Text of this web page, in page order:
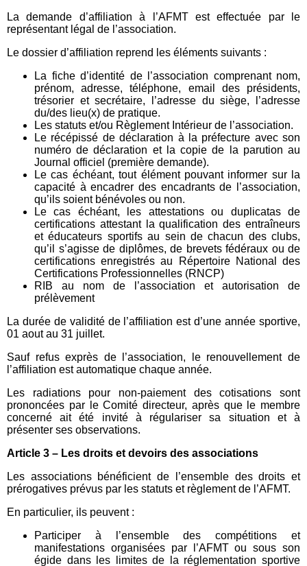
La demande d’affiliation à l’AFMT est effectuée par le
représentant légal de l’association.
Le dossier d’affiliation reprend les éléments suivants :
La fiche d’identité de l’association comprenant nom,
prénom, adresse, téléphone, email des présidents,
trésorier et secrétaire, l’adresse du siège, l’adresse
du/des lieu(x) de pratique.
Les statuts et/ou Règlement Intérieur de l’association.
Le récépissé de déclaration à la préfecture avec son
numéro de déclaration et la copie de la parution au
Journal officiel (première demande).
Le cas échéant, tout élément pouvant informer sur la
capacité à encadrer des encadrants de l’association,
qu’ils soient bénévoles ou non.
Le cas échéant, les attestations ou duplicatas de
certifications attestant la qualification des entraîneurs
et éducateurs sportifs au sein de chacun des clubs,
qu’il s’agisse de diplômes, de brevets fédéraux ou de
certifications enregistrés au Répertoire National des
Certifications Professionnelles (RNCP)
RIB au nom de l’association et autorisation de
prélèvement
La durée de validité de l’affiliation est d’une année sportive,
01 aout au 31 juillet.
Sauf refus exprès de l’association, le renouvellement de
l’affiliation est automatique chaque année.
Les radiations pour non-paiement des cotisations sont
prononcées par le Comité directeur, après que le membre
concerné ait été invité à régulariser sa situation et à
présenter ses observations.
Article 3 – Les droits et devoirs des associations
Les associations bénéficient de l’ensemble des droits et
prérogatives prévus par les statuts et règlement de l’AFMT.
En particulier, ils peuvent :
Participer à l’ensemble des compétitions et
manifestations organisées par l’AFMT ou sous son
égide dans les limites de la réglementation sportive